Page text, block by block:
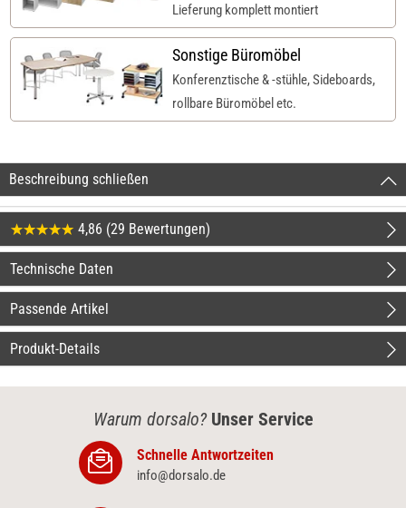
Lieferung komplett montiert
Sonstige Büromöbel
Konferenztische & -stühle, Sideboards,
rollbare Büromöbel etc.
Beschreibung schließen
4,86 (29 Bewertungen)
Technische Daten
Passende Artikel
Produkt-Details
Warum dorsalo? Unser Service
Schnelle Antwortzeiten
info@dorsalo.de